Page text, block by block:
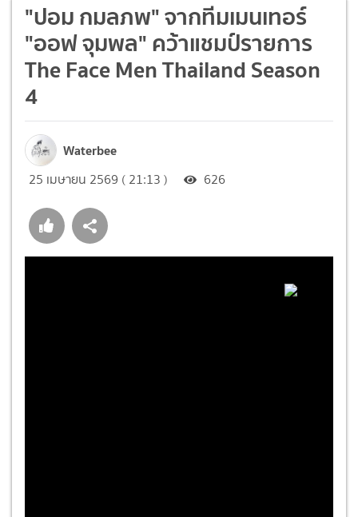
"ปอม กมลภพ" จากทีมเมนเทอร์
"ออฟ จุมพล" คว้าแชมป์รายการ
The Face Men Thailand Season
4
Waterbee
25 เมษายน 2569 ( 21:13 ) 626